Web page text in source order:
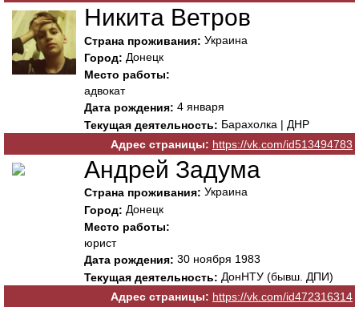
Никита Ветров
Страна проживания: Украина
Город: Донецк
Место работы:
адвокат
Дата рождения: 4 января
Текущая деятельность: Барахолка | ДНР
Адрес страницы: https://vk.com/id513494783
Андрей Задума
Страна проживания: Украина
Город: Донецк
Место работы:
юрист
Дата рождения: 30 ноября 1983
Текущая деятельность: ДонНТУ (бывш. ДПИ)
Адрес страницы: https://vk.com/id472316314